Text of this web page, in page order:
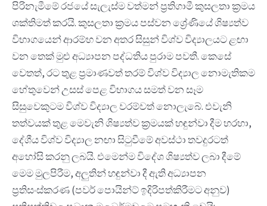
පිරිනැමීමේ රජයේ සැලැස්ම වත්මන් ප්‍රතිගාමී කුසලතා ක්‍රමය
ශක්තිමත් කරයි. කුසලතා ක්‍රමය පස්වන ශ්‍රේණියේ ශිෂ්‍යත්ව
විභාගයෙන් ආරම්භ වන අතර සිසුන් විශ්ව විද්‍යාලයට ළඟා
වන තෙක් මුළු අධ්‍යාපන පද්ධතිය පුරාම පවතී. කෙසේ
වෙතත්, රට තුළ ප්‍රමාණවත් තරම් විශ්ව විද්‍යාල නොමැතිකම
හේතුවෙන් උසස් පෙළ විභාගය සමත් වන සෑම
සිසුවෙකුටම විශ්ව විද්‍යාල වරම්වත් නොලැබේ. එවැනි
තත්වයක් තුළ මෙවැනි ශිෂ්‍යත්ව ක්‍රමයක් හඳුන්වා දීම හරහා,
දේශීය විශ්ව විද්‍යාල නඟා සිටුවීමේ අවස්ථා තවදුරටත්
අහෝසි කරනු ලබයි. එමෙන්ම විදේශ ශිෂ්‍යත්ව ලබා දීමේ
මෙම මුලපිරීම, අලුතින් හඳුන්වා දී ඇති අධ්‍යාපන
ප්‍රතිසංස්කරණ (පවර් පොයින්ට් ඉදිරිපත්කිරීමට අනුව)